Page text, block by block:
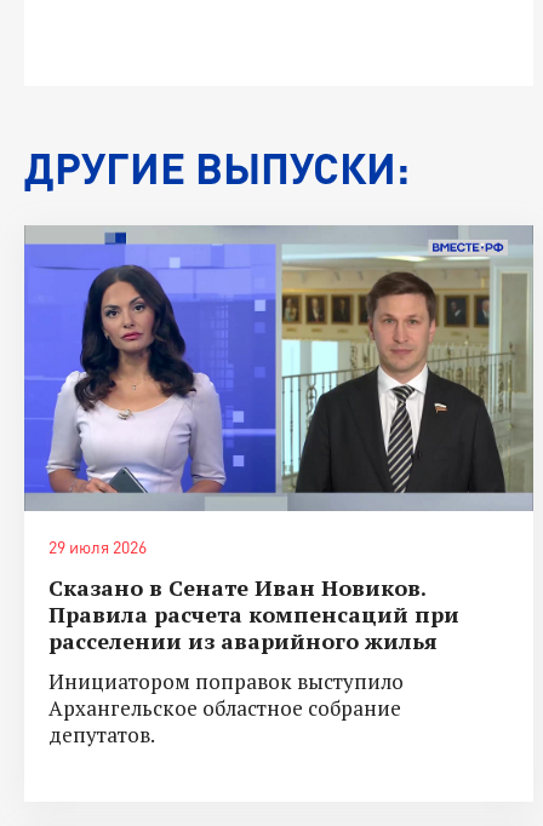
ДРУГИЕ ВЫПУСКИ:
29 июля 2026
Сказано в Сенате Иван Новиков.
Правила расчета компенсаций при
расселении из аварийного жилья
Инициатором поправок выступило
Архангельское областное собрание
депутатов.